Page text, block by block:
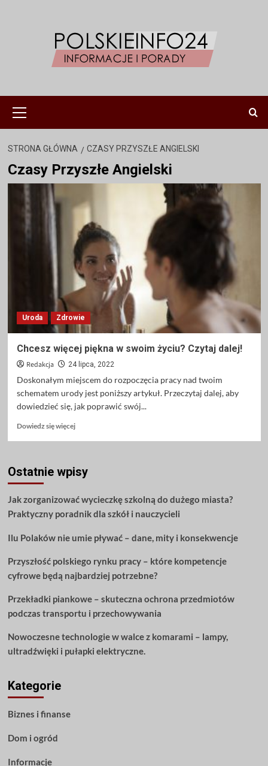
główne
STRONA GŁÓWNA CZASY PRZYSZŁE ANGIELSKI
Czasy Przyszłe Angielski
Uroda Zdrowie
Chcesz więcej piękna w swoim życiu? Czytaj dalej!
Redakcja 24 lipca, 2022
Doskonałym miejscem do rozpoczęcia pracy nad twoim
schematem urody jest poniższy artykuł. Przeczytaj dalej, aby
dowiedzieć się, jak poprawić swój...
Dowiedz się więcejDowiedz
Chcesz
więcej
w
swoim
Czytaj
Ostatnie wpisy
Jak zorganizować wycieczkę szkolną do dużego miasta?
Praktyczny poradnik dla szkół i nauczycieli
Ilu Polaków nie umie pływać – dane, mity i konsekwencje
Przyszłość polskiego rynku pracy – które kompetencje
cyfrowe będą najbardziej potrzebne?
Przekładki piankowe – skuteczna ochrona przedmiotów
podczas transportu i przechowywania
Nowoczesne technologie w walce z komarami – lampy,
ultradźwięki i pułapki elektryczne.
Kategorie
Biznes i finanse
Dom i ogród
Informacje